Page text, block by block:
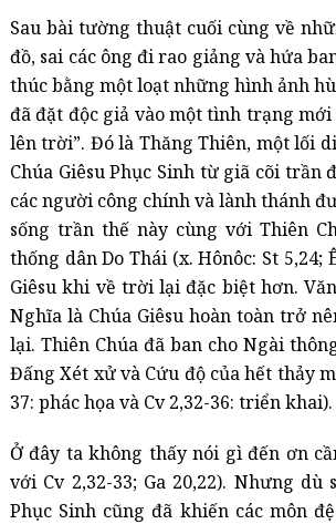
Sau bài tường thuật cuối cùng về
đồ, sai các ông đi rao giảng và hứa
thúc bằng một loạt những hình ảnh
đã đặt độc giả vào một tình trạng
lên trời”. Đó là Thăng Thiên, một lối
Chúa Giêsu Phục Sinh từ giã cõi trần
các người công chính và lành thánh
sống trần thế này cùng với Thiên
thống dân Do Thái (x. Hônôc: St 5,24;
Giêsu khi về trời lại đặc biệt hơn.
Nghĩa là Chúa Giêsu hoàn toàn trở
lại. Thiên Chúa đã ban cho Ngài
Đấng Xét xử và Cứu độ của hết thảy
37: phác họa và Cv 2,32-36: triển khai).
Ở đây ta không thấy nói gì đến ơn
với Cv 2,32-33; Ga 20,22). Nhưng
Phục Sinh cũng đã khiến các môn